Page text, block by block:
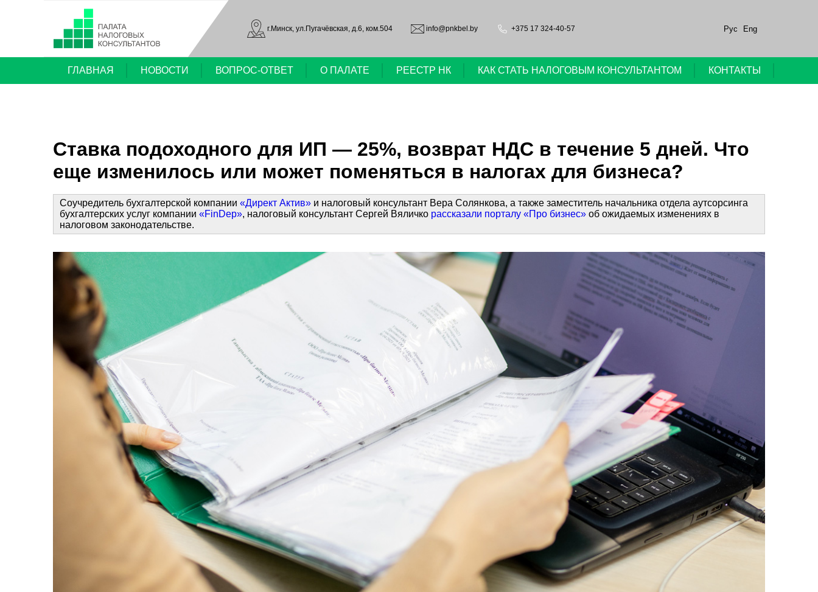
г.Минск, ул.Пугачёвская, д.6, ком.504 info@pnkbel.by +375 17 324-40-57 Рус Eng
ГЛАВНАЯ НОВОСТИ ВОПРОС-ОТВЕТ О ПАЛАТЕ РЕЕСТР НК КАК СТАТЬ НАЛОГОВЫМ КОНСУЛЬТАНТОМ КОНТАКТЫ
Ставка подоходного для ИП — 25%, возврат НДС в течение 5 дней. Что
еще изменилось или может поменяться в налогах для бизнеса?
Соучредитель бухгалтерской компании «Директ Актив» и налоговый консультант Вера Солянкова, а также заместитель начальника отдела аутсорсинга
бухгалтерских услуг компании «FinDep», налоговый консультант Сергей Вяличко рассказали порталу «Про бизнес» об ожидаемых изменениях в
налоговом законодательстве.